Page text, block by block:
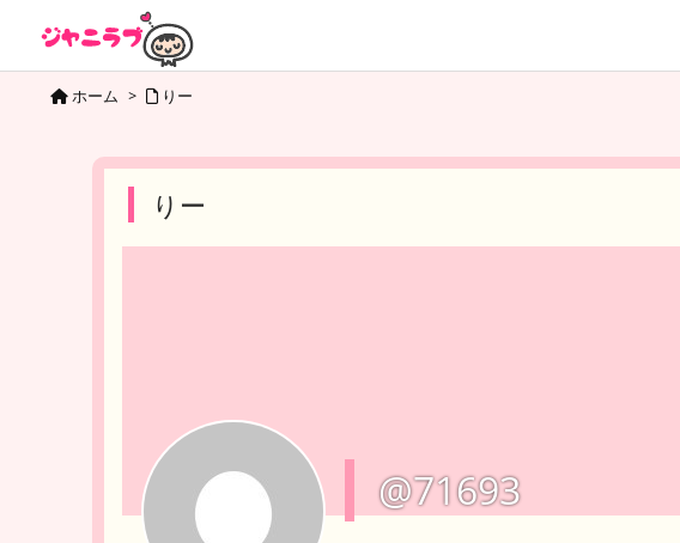
ホーム > りー
りー
@71693